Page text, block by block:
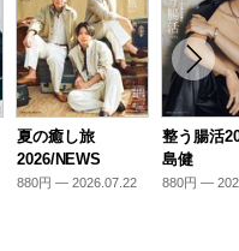
夏の癒し旅
2026/NEWS
880円 — 2026.07.22
整う腸活
島健
880円 —